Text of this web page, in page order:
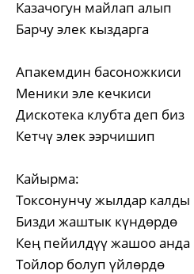
Казачогун майлап алып
Барчу элек кыздарга
Апакемдин басоножкиси
Меники эле кечкиси
Дискотека клубта деп биз
Кетчү элек ээрчишип
Кайырма:
Токсонунчу жылдар калды
Бизди жаштык күндөрдө
Кең пейилдүү жашоо анда
Тойлор болуп үйлөрдө